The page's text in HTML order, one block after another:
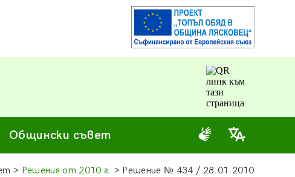
Общински съвет
> Решения от 2010 г. > Решение № 434 / 28.01.2010